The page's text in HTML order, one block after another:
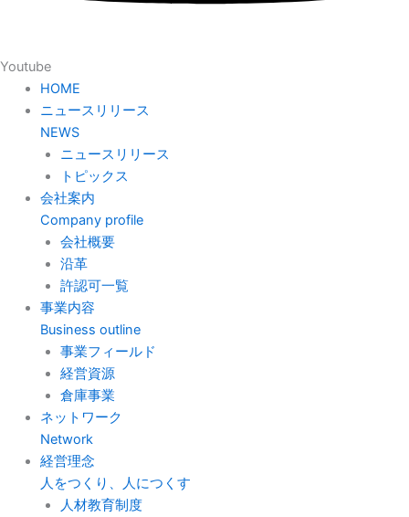
Youtube
HOME
ニュースリリース
NEWS
ニュースリリース
トピックス
会社案内
Company profile
会社概要
沿革
許認可一覧
事業内容
Business outline
事業フィールド
経営資源
倉庫事業
ネットワーク
Network
経営理念
人をつくり、人につくす
人材教育制度